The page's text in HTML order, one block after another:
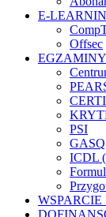
E-
Offsec
EGZAMINY
PSI
GASQ
ICDL
WSPARCIE